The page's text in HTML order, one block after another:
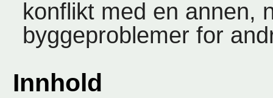
konflikt med en annen,
byggeproblemer for
Innhold